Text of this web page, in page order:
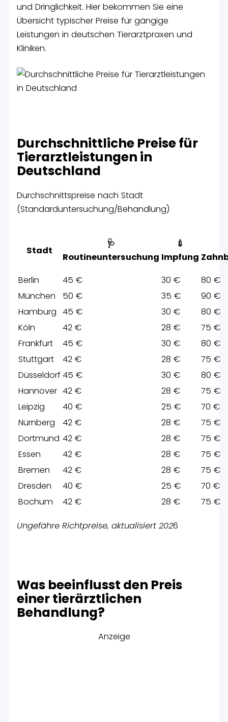
und Dringlichkeit. Hier bekommen Sie eine
Übersicht typischer Preise für gängige
Leistungen in deutschen Tierarztpraxen und
Kliniken.
Durchschnittliche Preise für
Tierarztleistungen in
Deutschland
Durchschnittspreise nach Stadt
(Standarduntersuchung/Behandlung)
Stadt
🩺
Routineuntersuchung
💉
Impfung
Berlin
45 € 30 €
80 €
München
50 € 35 €
90 €
Hamburg 45 € 30 €
80 €
Köln
42 € 28 €
75 €
Frankfurt
45 € 30 €
80 €
Stuttgart
42 € 28 €
75 €
Düsseldorf 45 € 30 €
80 €
Hannover 42 € 28 €
75 €
Leipzig
40 € 25 €
70 €
Nürnberg
42 € 28 €
75 €
Dortmund 42 € 28 €
75 €
Essen
42 € 28 €
75 €
Bremen
42 € 28 €
75 €
Dresden
40 € 25 €
70 €
Bochum
42 € 28 € 75 €
Ungefähre Richtpreise, aktualisiert 2026
Was beeinflusst den Preis
einer tierärztlichen
Behandlung?
Anzeige